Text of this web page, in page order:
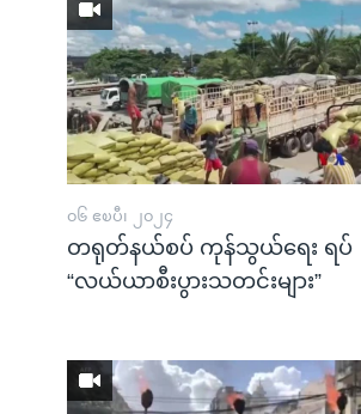
၀၆ ဧၿပီ၊ ၂၀၂၄
တရုတ်နယ်စပ် ကုန်သွယ်ရေး ရပ်
“လယ်ယာစီးပွားသတင်းများ”